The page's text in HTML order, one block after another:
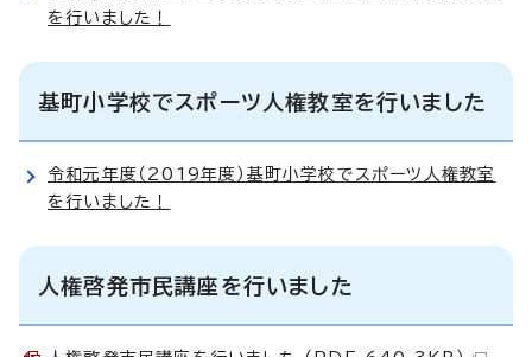
を行いました！
基町小学校でスポーツ人権教室を行いました
令和元年度（2019年度）基町小学校でスポーツ人権教室
を行いました！
人権啓発市民講座を行いました